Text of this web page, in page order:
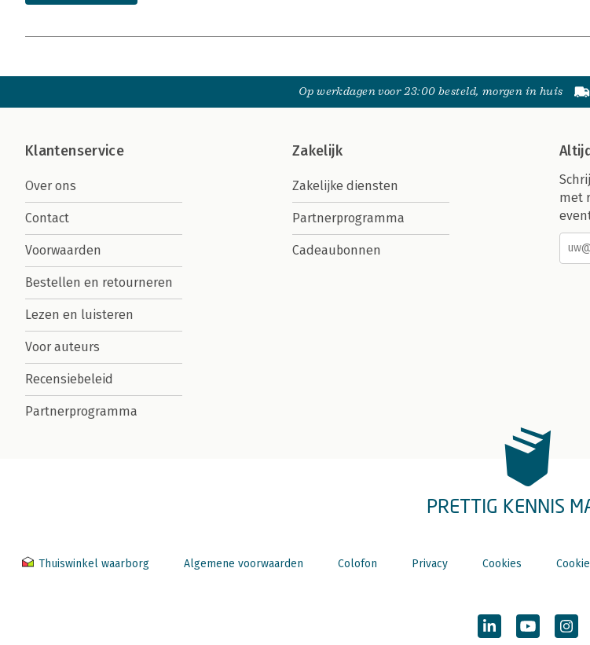
Op werkdagen voor 23:00 besteld, morgen in huis
Klantenservice
Over ons
Contact
Voorwaarden
Bestellen en retourneren
Lezen en luisteren
Voor auteurs
Recensiebeleid
Partnerprogramma
Zakelijk
Zakelijke diensten
Partnerprogramma
Cadeaubonnen
met
PRETTIG KENNIS
Thuiswinkel waarborg Algemene voorwaarden Colofon Privacy Cookies